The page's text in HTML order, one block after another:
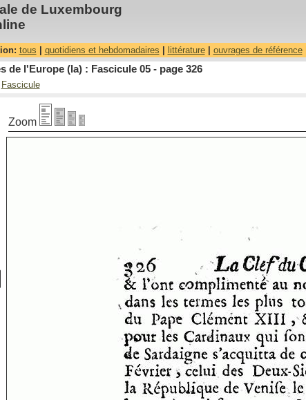
de Luxembourg
tous quotidiens et hebdomadaires littérature| ouvrages de référence|
de l'Europe (la) : Fascicule 05 - page 326
Fascicule
Zoom